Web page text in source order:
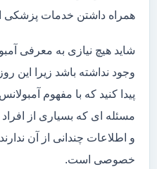
همراه داشتن خدمات پزشکی
شاید هیچ نیازی به معرفی
وجود نداشته باشد زیرا این
پیدا کنید که با مفهوم
مسئله ای که بسیاری از
و اطلاعات چندانی از آن
خصوصی است.